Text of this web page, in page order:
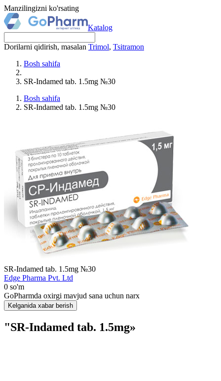
Manzilingizni ko'rsating
Katalog
Dorilarni qidirish, masalan Trimol, Tsitramon
Bosh sahifa
SR-Indamed tab. 1.5mg №30
Bosh sahifa
SR-Indamed tab. 1.5mg №30
SR-Indamed tab. 1.5mg №30
Edge Pharma Pvt. Ltd
0 so'm
GoPharmda oxirgi mavjud sana uchun narx
Kelganida xabar berish
"SR-Indamed tab. 1.5mg»